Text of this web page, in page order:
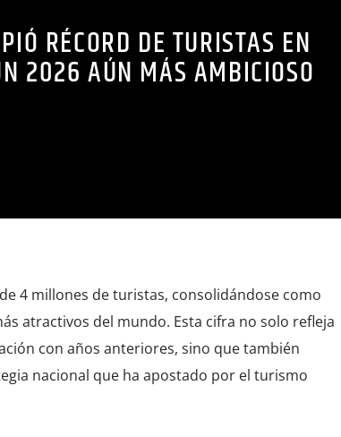
RÉCORD DE TURISTAS EN
2026 AÚN MÁS AMBICIOSO
4 millones de turistas, consolidándose como
atractivos del mundo. Esta cifra no solo refleja
con años anteriores, sino que también
nacional que ha apostado por el turismo